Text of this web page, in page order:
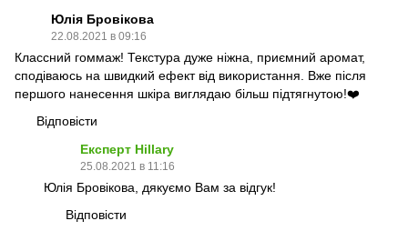
Юлія Бровікова
22.08.2021 в 09:16
Классний гоммаж! Текстура дуже ніжна, приємний аромат,
сподіваюсь на швидкий ефект від використання. Вже після
першого нанесення шкіра виглядаю більш підтягнутою!❤️
Відповісти
Експерт Hillary
25.08.2021 в 11:16
Юлія Бровікова, дякуємо Вам за відгук!
Відповісти